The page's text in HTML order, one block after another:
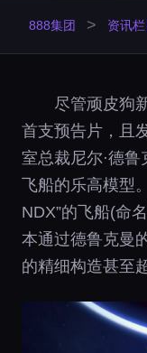
888集团 > 资讯栏
尽管顽皮狗
首支预告片，且
室总裁尼尔·德
飞船的乐高模型
NDX”的飞船(命
本通过德鲁克曼
的精细构造甚至